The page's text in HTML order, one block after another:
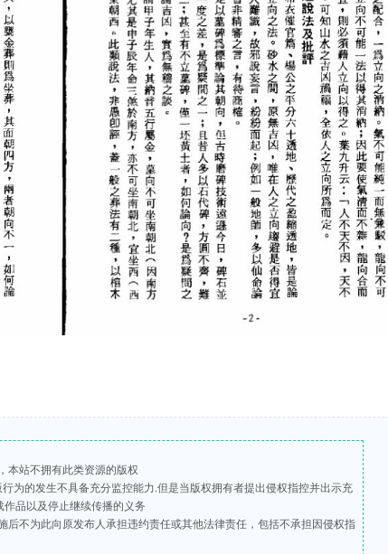
本站不拥有此类资源的版权
为的发生不具备充分监控能力.但是当版权拥有者提出侵权指控并出示充
品以及停止继续传播的义务
后不为此向原发布人承担违约责任或其他法律责任，包括不承担因侵权指